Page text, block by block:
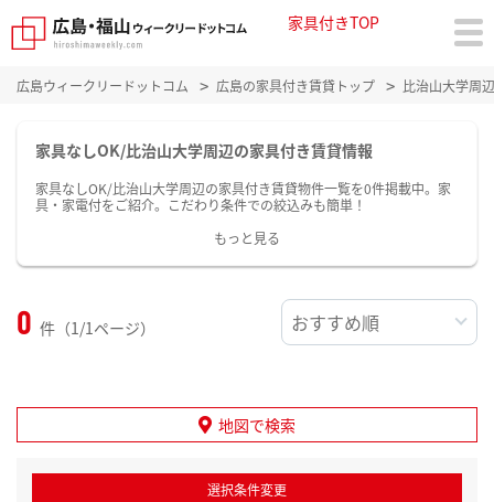
家具付きTOP
広島ウィークリードットコム 広島の家具付き賃貸トップ 比治山大学周辺
家具なしOK/比治山大学周辺の家具付き賃貸情報
家具なしOK/比治山大学周辺の家具付き賃貸物件一覧を0件掲載中。家
具・家電付をご紹介。こだわり条件での絞込みも簡単！
もっと見る
0 件（1/1ページ）
地図で検索
選択条件変更